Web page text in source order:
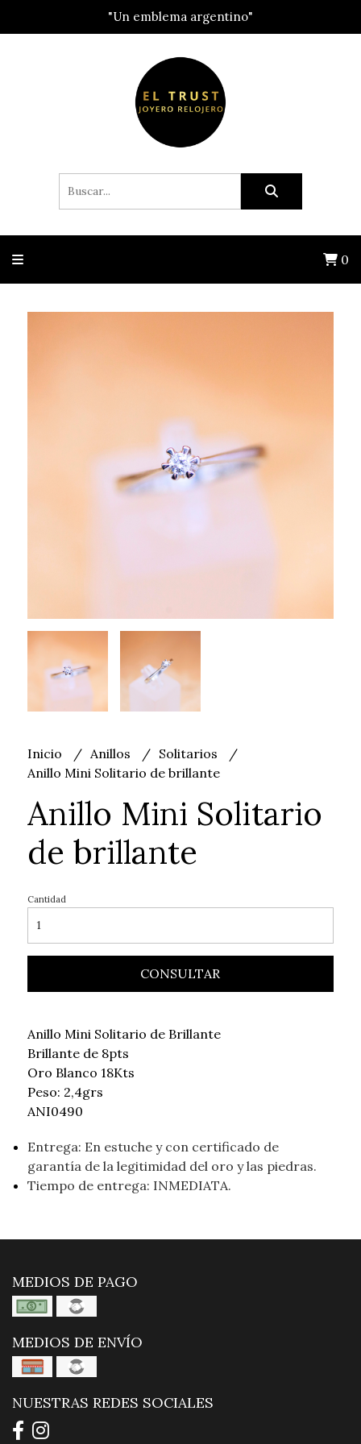
"Un emblema argentino"
0
Inicio Anillos
Solitarios
Anillo Mini Solitario de brillante
Anillo Mini Solitario
de brillante
Cantidad
CONSULTAR
Anillo Mini Solitario de Brillante
Brillante de 8pts
Oro Blanco 18Kts
Peso: 2,4grs
ANI0490
Entrega: En estuche y con certificado de
garantía de la legitimidad del oro y las piedras.
Tiempo de entrega: INMEDIATA.
MEDIOS DE PAGO
MEDIOS DE ENVÍO
NUESTRAS REDES SOCIALES